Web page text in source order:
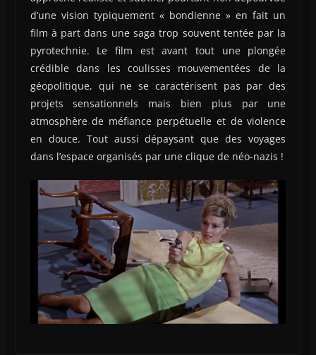
d’une vision typiquement « bondienne » en fait un
film à part dans une saga trop souvent tentée par la
pyrotechnie. Le film est avant tout une plongée
crédible dans les coulisses mouvementées de la
géopolitique, qui ne se caractérisent pas par des
projets sensationnels mais bien plus par une
atmosphère de méfiance perpétuelle et de violence
en douce. Tout aussi dépaysant que des voyages
dans l’espace organisés par une clique de néo-nazis !